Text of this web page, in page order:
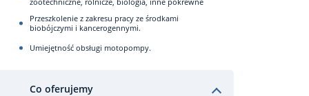
Przeszkolenie z zakresu pracy ze środkami
biobójczymi i kancerogennymi.
Umiejętność obsługi motopompy.
Co oferujemy